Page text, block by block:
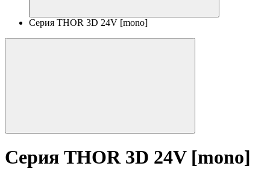
Серия THOR 3D 24V [mono]
Серия THOR 3D 24V [mono]